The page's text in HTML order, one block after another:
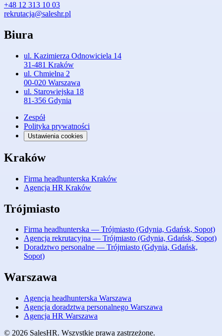
+48 12 313 10 03
rekrutacja@saleshr.pl
Biura
ul. Kazimierza Odnowiciela 14
31-481 Kraków
ul. Chmielna 2
00-020 Warszawa
ul. Starowiejska 18
81-356 Gdynia
Zespół
Polityka prywatności
Ustawienia cookies
Kraków
Firma headhunterska Kraków
Agencja HR Kraków
Trójmiasto
Firma headhunterska — Trójmiasto (Gdynia, Gdańsk, Sopot)
Agencja rekrutacyjna — Trójmiasto (Gdynia, Gdańsk, Sopot)
Doradztwo personalne — Trójmiasto (Gdynia, Gdańsk,
Sopot)
Warszawa
Agencja headhunterska Warszawa
Agencja doradztwa personalnego Warszawa
Agencja HR Warszawa
© 2026 SalesHR. Wszystkie prawa zastrzeżone.